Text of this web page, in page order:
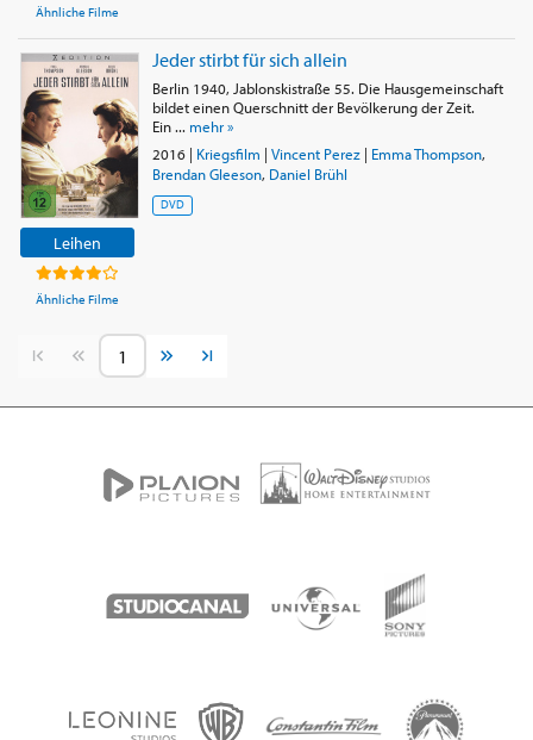
Ähnliche Filme
Leihen
Ähnliche Filme
Jeder stirbt für sich allein
Berlin 1940, Jablonskistraße 55. Die Hausgemeinschaft
bildet einen Querschnitt der Bevölkerung der Zeit.
Ein ... mehr »
2016| Kriegsfilm | Vincent Perez| Emma Thompson,
Brendan Gleeson, Daniel Brühl
DVD
Vorherige SeiteNächste Seite